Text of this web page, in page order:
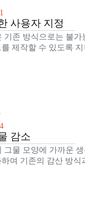
사용자 지정
기존 방식으로는 불가
를 제작할 수 있도록
감소
그물 모양에 가까운
여 기존의 감산 방식